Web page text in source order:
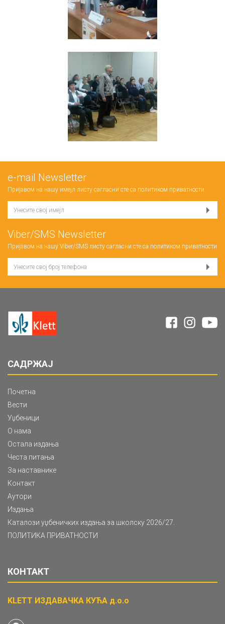
е-mail Newsletter
Пријавом на нашу имејл листу сагласни сте са политиком приватности
Viber/SMS Newsletter
Пријавом на нашу Viber/SMS листу сагласни сте са политиком приватности
САДРЖАЈ
Почетна
Вести
Уџбеници
О нама
Остала издања
Честа питања
За наставнике
Контакт
Аутори
Издања
Каталози уџбеничких издања за школску 2026/27.
ПОЛИТИКА ПРИВАТНОСТИ
КОНТАКТ
KLETT ИЗДАВАЧКА КУЋА д.о.о